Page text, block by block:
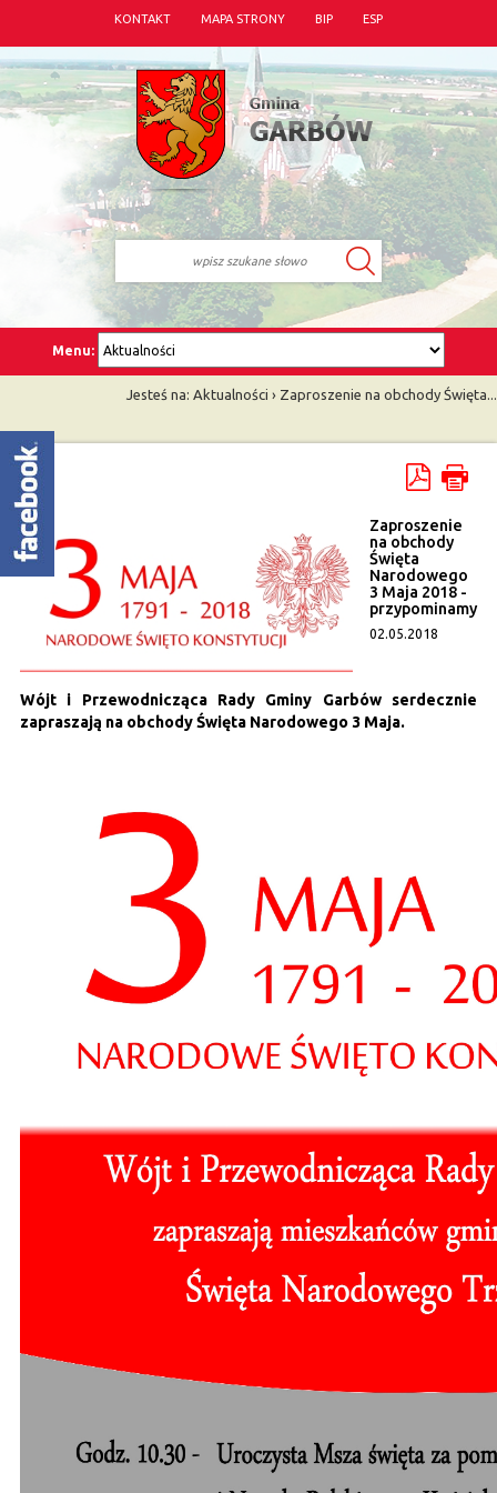
KONTAKT MAPA STRONY BIP ESP
Menu:
Jesteś na: Aktualności › Zaproszenie na obchody Święta...
Zaproszenie
na obchody
Święta
Narodowego
3 Maja 2018 -
przypominamy
02.05.2018
Wójt i Przewodnicząca Rady Gminy Garbów serdecznie
zapraszają na obchody Święta Narodowego 3 Maja.